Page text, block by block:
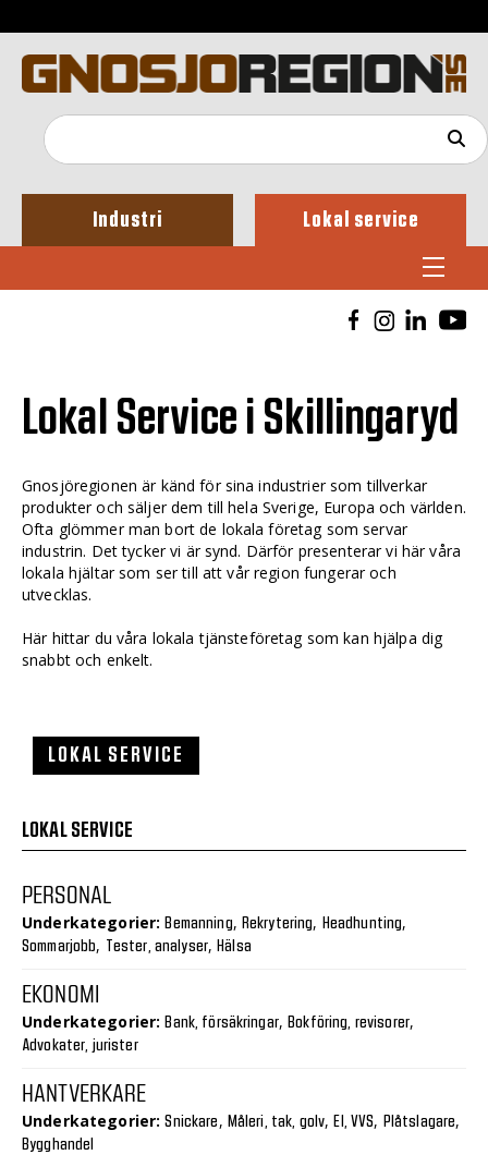
Industri Lokal service
Lokal Service i Skillingaryd
Gnosjöregionen är känd för sina industrier som tillverkar
produkter och säljer dem till hela Sverige, Europa och världen.
Ofta glömmer man bort de lokala företag som servar
industrin. Det tycker vi är synd. Därför presenterar vi här våra
lokala hjältar som ser till att vår region fungerar och
utvecklas.
Här hittar du våra lokala tjänsteföretag som kan hjälpa dig
snabbt och enkelt.
LOKAL SERVICE
LOKAL SERVICE
PERSONAL
Underkategorier: Bemanning, Rekrytering, Headhunting,
Sommarjobb, Tester, analyser,Hälsa
EKONOMI
Underkategorier: Bank, försäkringar,Bokföring, revisorer,
Advokater, jurister
HANTVERKARE
Underkategorier: Snickare , Måleri, tak, golv,El, VVS, Plåtslagare,
Bygghandel